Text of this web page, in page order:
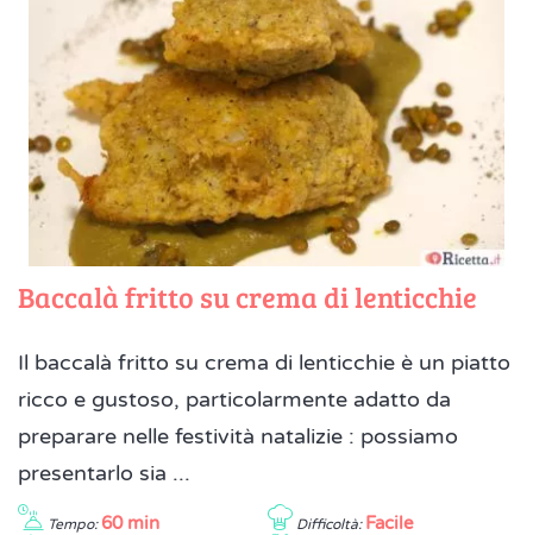
Baccalà fritto su crema di lenticchie
Il baccalà fritto su crema di lenticchie è un piatto
ricco e gustoso, particolarmente adatto da
preparare nelle festività natalizie : possiamo
presentarlo sia ...
Tempo: 60 min Difficoltà: Facile